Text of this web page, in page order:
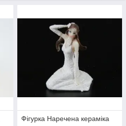
Фігурка Наречена кераміка